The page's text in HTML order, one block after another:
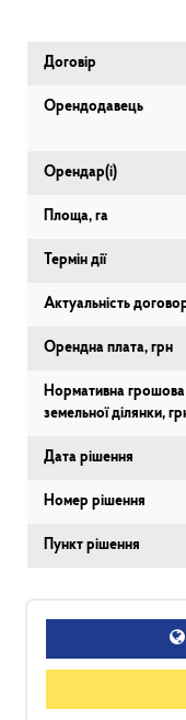
Договір
Орендодавець
Орендар(і)
Площа, га
Термін дії
Актуальність
Орендна плата, грн
Нормативна грошова
земельної ділянки,
Дата рішення
Номер рішення
Пункт рішення